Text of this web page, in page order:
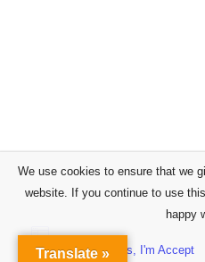
Sidebar
We use cookies to ensure that we
website. If you continue to use
happy
Yes, I'm Accept
Translate »